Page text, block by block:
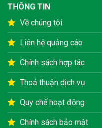
THÔNG TIN
Về chúng tôi
Liên hệ quảng cáo
Chính sách hợp tác
Thoả thuận dịch vụ
Quy chế hoạt động
Chính sách bảo mật